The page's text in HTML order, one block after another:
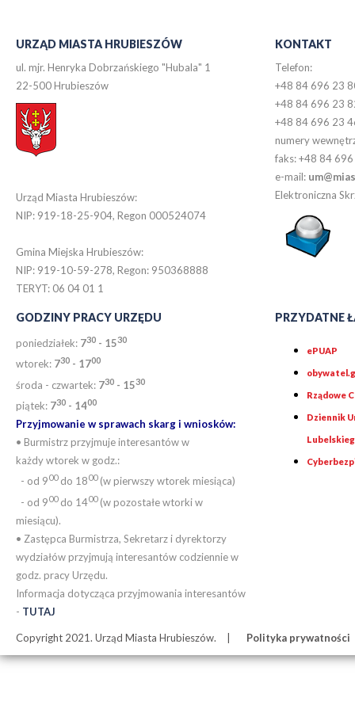
URZĄD MIASTA HRUBIESZÓW
ul. mjr. Henryka Dobrzańskiego "Hubala" 1
22-500 Hrubieszów
Urząd Miasta Hrubieszów:
NIP: 919-18-25-904, Regon 000524074
Gmina Miejska Hrubieszów:
NIP: 919-10-59-278, Regon: 950368888
TERYT: 06 04 01 1
KONTAKT
Telefon:
+48 84 696 23
+48 84 696 23
+48 84 696 23
numery
faks: +48 84
e-mail:
Elektroniczna
GODZINY PRACY URZĘDU
poniedziałek: 730 - 1530
wtorek: 730 - 1700
środa - czwartek: 730 - 1530
piątek: 730 - 1400
Przyjmowanie w sprawach skarg i wniosków:
• Burmistrz przyjmuje interesantów w
każdy wtorek w godz.:
- od 900do 1800(w pierwszy wtorek miesiąca)
- od 900do 1400(w pozostałe wtorki w
miesiącu).
• Zastępca Burmistrza, Sekretarz i dyrektorzy
wydziałów przyjmują interesantów codziennie w
godz. pracy Urzędu.
Informacja dotycząca przyjmowania interesantów
- TUTAJ
PRZYDATNE
ePUAP
Rządowe
Dziennik
Copyright 2021. Urząd Miasta Hrubieszów. Polityka prywatności